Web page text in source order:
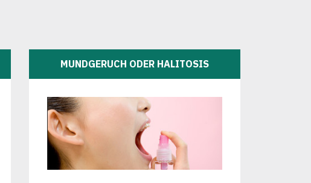
MUNDGERUCH ODER HALITOSIS